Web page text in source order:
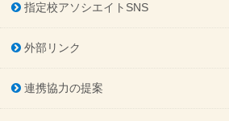
指定校アソシエイトSNS
外部リンク
連携協力の提案